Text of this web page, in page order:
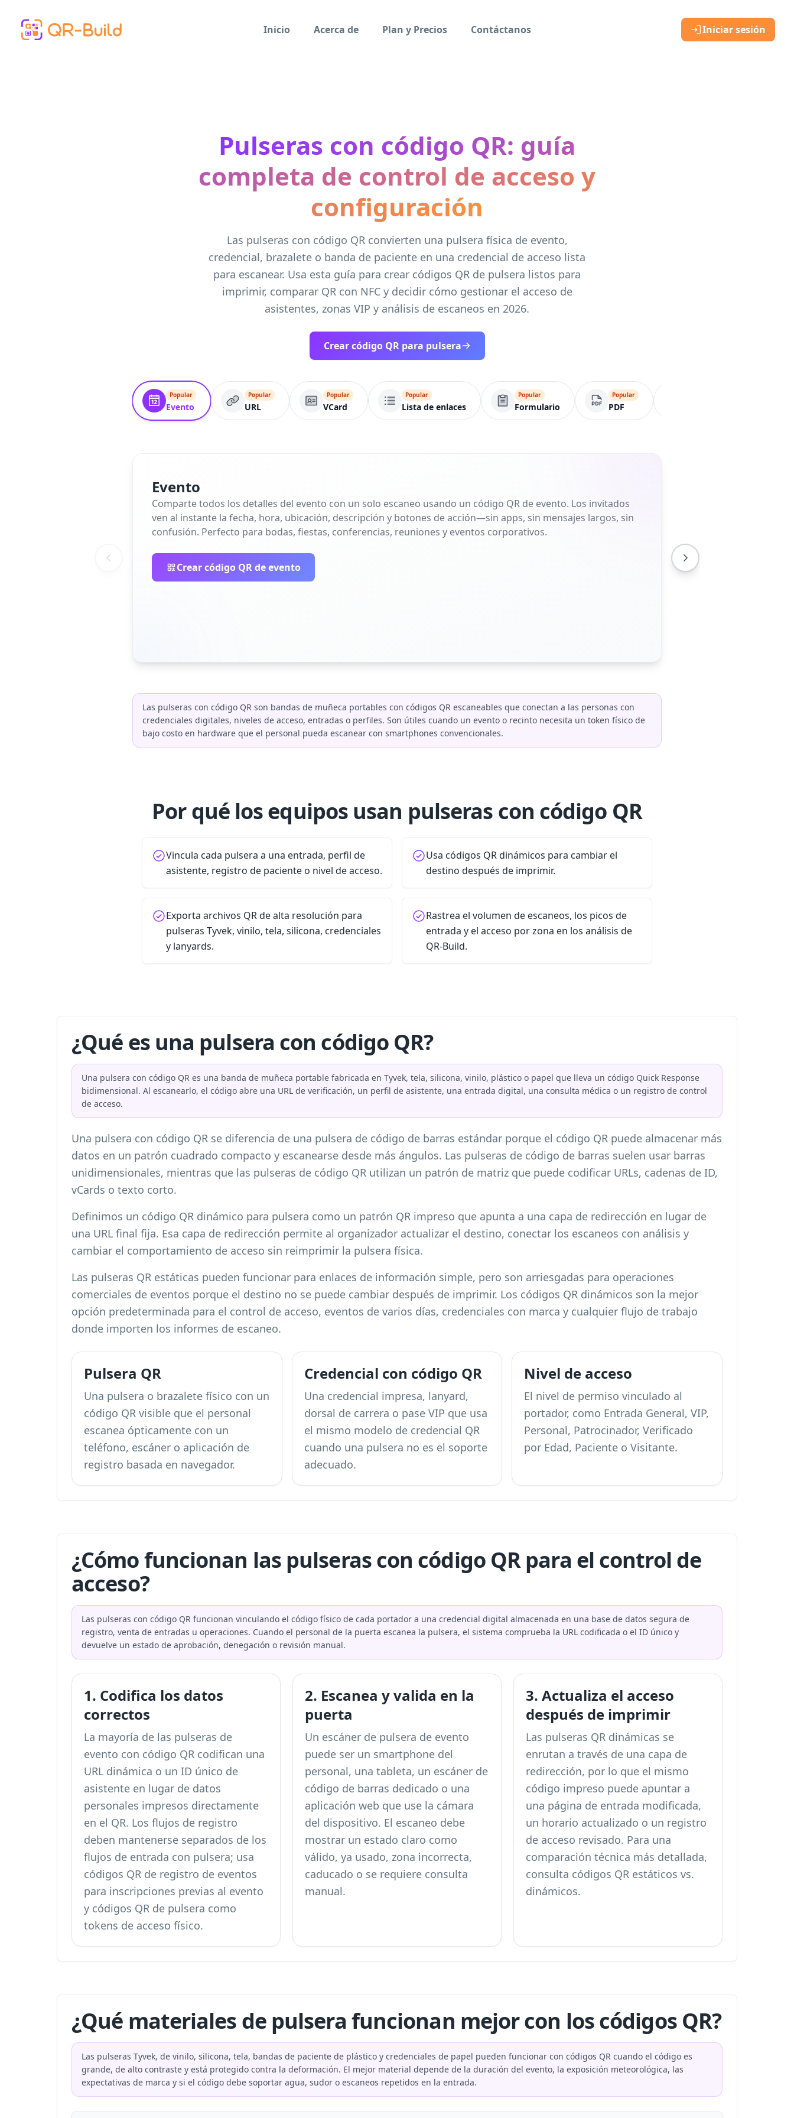
Inicio
Acerca de Plan y Precios Contáctanos Iniciar sesión
Pulseras con código QR: guía
completa de control de acceso y
configuración
Las pulseras con código QR convierten una pulsera física de evento,
credencial, brazalete o banda de paciente en una credencial de acceso lista
para escanear. Usa esta guía para crear códigos QR de pulsera listos para
imprimir, comparar QR con NFC y decidir cómo gestionar el acceso de
asistentes, zonas VIP y análisis de escaneos en 2026.
Crear código QR para pulsera
Popular
Evento
Popular
URL
Popular
VCard
Popular
Lista de enlaces
Popular
Formulario
Popular
PDF
Evento
Comparte todos los detalles del evento con un solo escaneo usando un código QR de evento. Los invitados
ven al instante la fecha, hora, ubicación, descripción y botones de acción—sin apps, sin mensajes largos, sin
confusión. Perfecto para bodas, fiestas, conferencias, reuniones y eventos corporativos.
Crear código QR de evento
Las pulseras con código QR son bandas de muñeca portables con códigos QR escaneables que conectan a las personas con
credenciales digitales, niveles de acceso, entradas o perfiles. Son útiles cuando un evento o recinto necesita un token físico de
bajo costo en hardware que el personal pueda escanear con smartphones convencionales.
Por qué los equipos usan pulseras con código QR
Vincula cada pulsera a una entrada, perfil de
asistente, registro de paciente o nivel de acceso.
Usa códigos QR dinámicos para cambiar el
destino después de imprimir.
Exporta archivos QR de alta resolución para
pulseras Tyvek, vinilo, tela, silicona, credenciales
y lanyards.
Rastrea el volumen de escaneos, los picos de
entrada y el acceso por zona en los análisis de
QR-Build.
¿Qué es una pulsera con código QR?
Una pulsera con código QR es una banda de muñeca portable fabricada en Tyvek, tela, silicona, vinilo, plástico o papel que lleva un código Quick Response
bidimensional. Al escanearlo, el código abre una URL de verificación, un perfil de asistente, una entrada digital, una consulta médica o un registro de control
de acceso.
Una pulsera con código QR se diferencia de una pulsera de código de barras estándar porque el código QR puede almacenar más
datos en un patrón cuadrado compacto y escanearse desde más ángulos. Las pulseras de código de barras suelen usar barras
unidimensionales, mientras que las pulseras de código QR utilizan un patrón de matriz que puede codificar URLs, cadenas de ID,
vCards o texto corto.
Definimos un código QR dinámico para pulsera como un patrón QR impreso que apunta a una capa de redirección en lugar de
una URL final fija. Esa capa de redirección permite al organizador actualizar el destino, conectar los escaneos con análisis y
cambiar el comportamiento de acceso sin reimprimir la pulsera física.
Las pulseras QR estáticas pueden funcionar para enlaces de información simple, pero son arriesgadas para operaciones
comerciales de eventos porque el destino no se puede cambiar después de imprimir. Los códigos QR dinámicos son la mejor
opción predeterminada para el control de acceso, eventos de varios días, credenciales con marca y cualquier flujo de trabajo
donde importen los informes de escaneo.
Pulsera QR
Una pulsera o brazalete físico con un
código QR visible que el personal
escanea ópticamente con un
teléfono, escáner o aplicación de
registro basada en navegador.
Credencial con código QR
Una credencial impresa, lanyard,
dorsal de carrera o pase VIP que usa
el mismo modelo de credencial QR
cuando una pulsera no es el soporte
adecuado.
Nivel de acceso
El nivel de permiso vinculado al
portador, como Entrada General, VIP,
Personal, Patrocinador, Verificado
por Edad, Paciente o Visitante.
¿Cómo funcionan las pulseras con código QR para el control de
acceso?
Las pulseras con código QR funcionan vinculando el código físico de cada portador a una credencial digital almacenada en una base de datos segura de
registro, venta de entradas u operaciones. Cuando el personal de la puerta escanea la pulsera, el sistema comprueba la URL codificada o el ID único y
devuelve un estado de aprobación, denegación o revisión manual.
1. Codifica los datos
correctos
La mayoría de las pulseras de
evento con código QR codifican una
URL dinámica o un ID único de
asistente en lugar de datos
personales impresos directamente
en el QR. Los flujos de registro
deben mantenerse separados de los
flujos de entrada con pulsera; usa
códigos QR de registro de eventos
para inscripciones previas al evento
y códigos QR de pulsera como
tokens de acceso físico.
2. Escanea y valida en la
puerta
Un escáner de pulsera de evento
puede ser un smartphone del
personal, una tableta, un escáner de
código de barras dedicado o una
aplicación web que use la cámara
del dispositivo. El escaneo debe
mostrar un estado claro como
válido, ya usado, zona incorrecta,
caducado o se requiere consulta
manual.
3. Actualiza el acceso
después de imprimir
Las pulseras QR dinámicas se
enrutan a través de una capa de
redirección, por lo que el mismo
código impreso puede apuntar a
una página de entrada modificada,
un horario actualizado o un registro
de acceso revisado. Para una
comparación técnica más detallada,
consulta códigos QR estáticos vs.
dinámicos.
¿Qué materiales de pulsera funcionan mejor con los códigos QR?
Las pulseras Tyvek, de vinilo, silicona, tela, bandas de paciente de plástico y credenciales de papel pueden funcionar con códigos QR cuando el código es
grande, de alto contraste y está protegido contra la deformación. El mejor material depende de la duración del evento, la exposición meteorológica, las
expectativas de marca y si el código debe soportar agua, sudor o escaneos repetidos en la entrada.